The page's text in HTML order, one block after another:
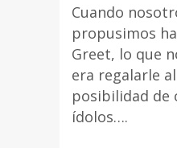
Cuando
propusimos
Greet, lo que
era regalarle
posibilidad de
ídolos….